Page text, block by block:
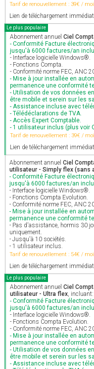
Tarif de renouvellement : 39€ /
Lien de téléchargement
Le plus populaire
Abonnement annuel Ciel
- Conformité Facture
jusqu'à 6000 factures/an
- Interface logicielle Windows®.
- Fonctions Compta.
- Conformité norme FEC, ANC
- Mise à jour installée en
permanence une conformité
- Utilisation de vos données
être mobile et serein sur les
- Assistance incluse avec
- Télédéclarations de TVA.
- Accès Expert Comptable.
- 1 utilisateur inclus (plus voir
Tarif de renouvellement : 39€ /
Lien de téléchargement
Abonnement annuel Ciel
utilisateur - Simply flex (sans
- Conformité Facture
jusqu'à 6000 factures/an
- Interface logicielle Windows®.
- Fonctions Compta Evolution.
- Conformité norme FEC, ANC
- Mise à jour installée en
permanence une conformité
- Pas d'assistance, hormis 30
uniquement.
- Jusqu'à 10 sociétés.
- 1 utilisateur inclus.
Tarif de renouvellement : 54€ /
Lien de téléchargement
Le plus populaire
Abonnement annuel Ciel
utilisateur - Ultra flex, incluant:
- Conformité Facture
jusqu'à 6000 factures/an
- Interface logicielle Windows®.
- Fonctions Compta Evolution.
- Conformité norme FEC, ANC
- Mise à jour installée en
permanence une conformité
- Utilisation de vos données
être mobile et serein sur les
- Assistance incluse avec